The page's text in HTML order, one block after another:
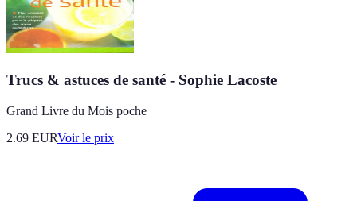
Trucs & astuces de santé - Sophie Lacoste
Grand Livre du Mois poche
2.69 EURVoir le prix